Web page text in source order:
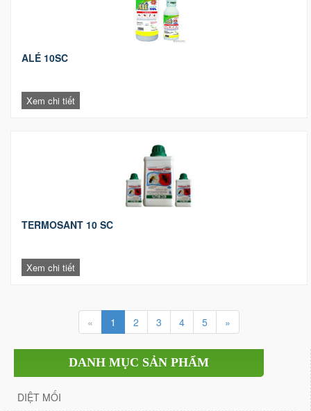
ALÉ 10SC
Xem chi tiết
TERMOSANT 10 SC
Xem chi tiết
« 1 2 3 4 5 »
DANH MỤC SẢN PHẨM
DIỆT MỐI